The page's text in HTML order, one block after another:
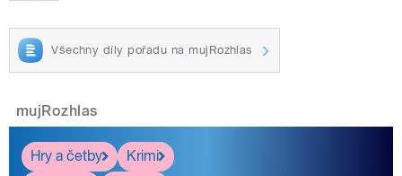
Všechny díly pořadu na mujRozhlas
mujRozhlas
Hry a četby
Krimi